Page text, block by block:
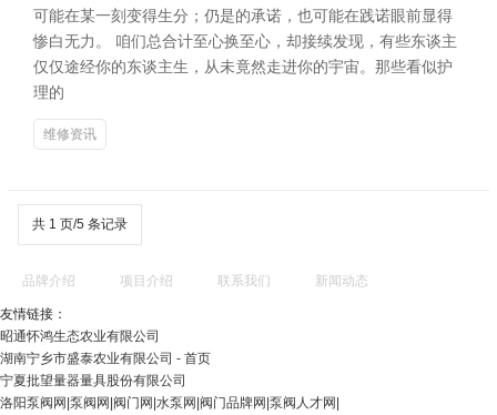
可能在某一刻变得生分；仍是的承诺，也可能在践诺眼前显得
惨白无力。 咱们总合计至心换至心，却接续发现，有些东谈主
仅仅途经你的东谈主生，从未竟然走进你的宇宙。那些看似护
理的
维修资讯
共 1 页/5 条记录
品牌介绍 项目介绍 联系我们 新闻动态
友情链接：
昭通怀鸿生态农业有限公司
湖南宁乡市盛泰农业有限公司 - 首页
宁夏批望量器量具股份有限公司
洛阳泵阀网|泵阀网|阀门网|水泵网|阀门品牌网|泵阀人才网|